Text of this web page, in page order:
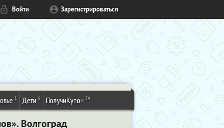
Войти Зарегистрироваться
1 Дети 6 ПолучиКупон 84
Волгоград